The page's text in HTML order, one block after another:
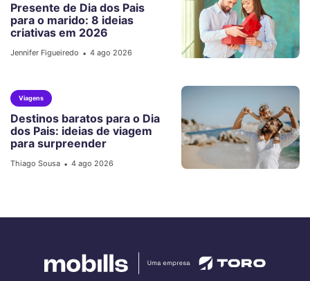
Presente de Dia dos Pais
para o marido: 8 ideias
criativas em 2026
Jennifer Figueiredo • 4 ago 2026
Viagens
Destinos baratos para o Dia
dos Pais: ideias de viagem
para surpreender
Thiago Sousa • 4 ago 2026